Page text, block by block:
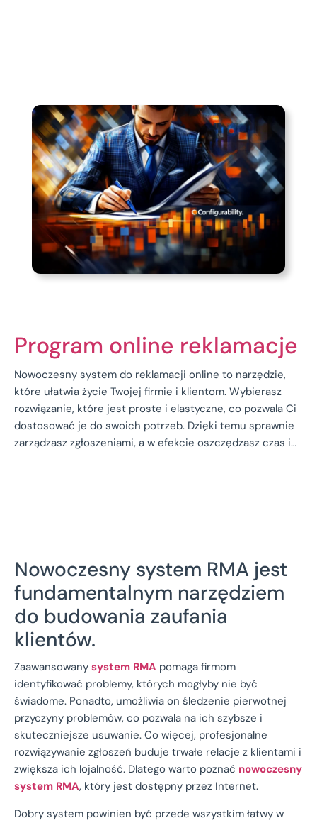
Program online reklamacje
Nowoczesny system do reklamacji online to narzędzie,
które ułatwia życie Twojej firmie i klientom. Wybierasz
rozwiązanie, które jest proste i elastyczne, co pozwala Ci
dostosować je do swoich potrzeb. Dzięki temu sprawnie
zarządzasz zgłoszeniami, a w efekcie oszczędzasz czas i…
Nowoczesny system RMA jest
fundamentalnym narzędziem
do budowania zaufania
klientów.
Zaawansowany system RMA pomaga firmom
identyfikować problemy, których mogłyby nie być
świadome. Ponadto, umożliwia on śledzenie pierwotnej
przyczyny problemów, co pozwala na ich szybsze i
skuteczniejsze usuwanie. Co więcej, profesjonalne
rozwiązywanie zgłoszeń buduje trwałe relacje z klientami i
zwiększa ich lojalność. Dlatego warto poznać nowoczesny
system RMA, który jest dostępny przez Internet.
Dobry system powinien być przede wszystkim łatwy w